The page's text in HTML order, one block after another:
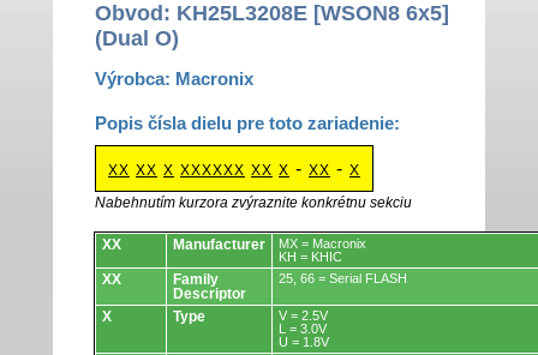
Obvod: KH25L3208E [WSON8 6x5]
(Dual O)
Výrobca: Macronix
Popis čísla dielu pre toto zariadenie:
XX XX X XXXXXX XX X - XX - X
Nabehnutím kurzora zvýraznite konkrétnu sekciu
Obvody.
XX Manufacturer
MX = Macronix
KH = KHIC
XX
Family
Descriptor
25, 66 = Serial FLASH
X Type
V = 2.5V
L = 3.0V
U = 1.8V